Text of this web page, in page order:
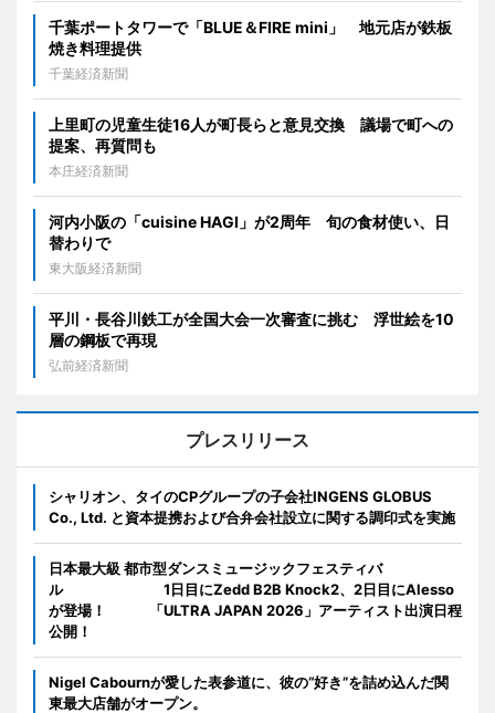
千葉ポートタワーで「BLUE＆FIRE mini」 地元店が鉄板
焼き料理提供
千葉経済新聞
上里町の児童生徒16人が町長らと意見交換 議場で町への
提案、再質問も
本庄経済新聞
河内小阪の「cuisine HAGI」が2周年 旬の食材使い、日
替わりで
東大阪経済新聞
平川・長谷川鉄工が全国大会一次審査に挑む 浮世絵を10
層の鋼板で再現
弘前経済新聞
プレスリリース
シャリオン、タイのCPグループの子会社INGENS GLOBUS
Co., Ltd. と資本提携および合弁会社設立に関する調印式を実施
日本最大級 都市型ダンスミュージックフェスティバ
ル 1日目にZedd B2B Knock2、2日目にAlesso
が登場！ 「ULTRA JAPAN 2026」アーティスト出演日程
公開！
Nigel Cabournが愛した表参道に、彼の“好き”を詰め込んだ関
東最大店舗がオープン。